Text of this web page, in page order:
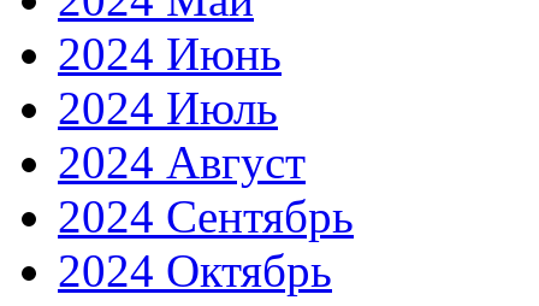
2024 Июнь
2024 Июль
2024 Август
2024 Сентябрь
2024 Октябрь